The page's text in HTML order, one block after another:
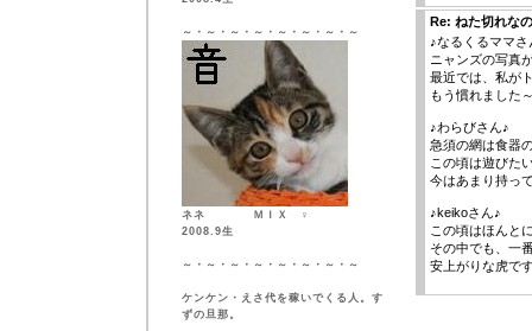
～・～・～・～・～・～・～・～
ネネ ＭＩＸ ♀
2008.9生
～・～・～・～・～・～・～・～
ケンケン・えさ代を稼いでくる人。す
ずの旦那。
Re: ねた切れな
♪なるくるママさ
ニャンズの写真
最近では、私が
もう慣れました
♪わらびさん♪
急須の網は食器
この頃は遊びた
今はあまり持っ
♪keikoさん♪
この頃はほんと
その中でも、一
安上がりな虎で